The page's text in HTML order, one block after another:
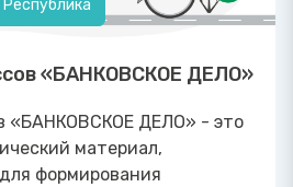
«БАНКОВСКОЕ ДЕЛО»
«БАНКОВСКОЕ ДЕЛО» - это
материал,
формирования